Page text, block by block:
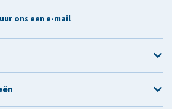
ons een e-mail